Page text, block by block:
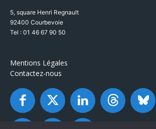
5, square Henri Regnault
92400 Courbevoie
Tel : 01 46 67 90 50
Mentions Légales
Contactez-nous